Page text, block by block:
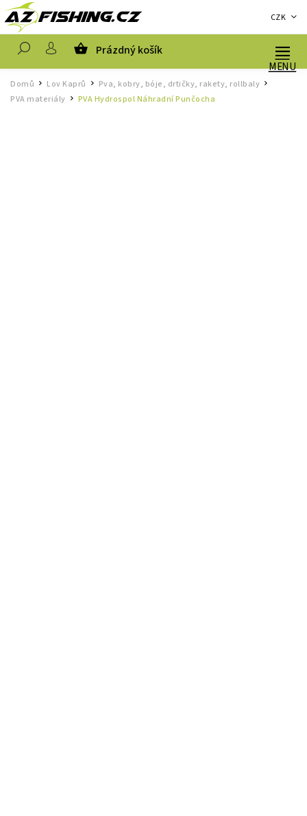
CZK
Prázdný košík
Domů / Lov Kaprů Pva, kobry, bóje, drtičky, rakety, rollbaly /
PVA materiály
PVA Hydrospol Náhradní Punčocha